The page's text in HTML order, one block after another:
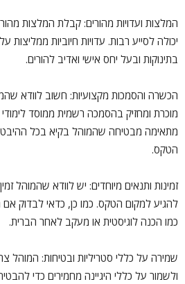
המלצות ועדויות מהורים: קבלת המלצות
יכולה לסייע רבות. עדויות חיוביות ממליצות
בתינוקות ובעל יחס אישי ואדיב להורים.
הכשרה והסמכות מקצועיות: חשוב לוודא
מוכרת ומחזיק בהסמכה רשמית ממוסד
מתאימה מבטיחה שהמוהל בקיא בכל
הטקס.
זמינות ותנאים מיוחדים: יש לוודא שהמוהל
להגיע למקום הטקס. כמו כן, כדאי לבדוק אם
כמו הכנה לוגיסטית או מעקב לאחר הברית.
שמירה על כללי סטריליות ובטיחות: המוהל
ולשמור על כללי היגיינה מחמירים כדי